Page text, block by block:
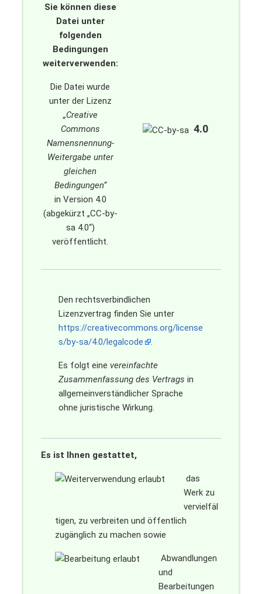
Sie können diese
Datei unter
folgenden
Bedingungen
weiterverwenden:
Die Datei wurde
unter der Lizenz
„Creative
Commons
Namensnennung-
Weitergabe unter
gleichen
Bedingungen“
in Version 4.0
(abgekürzt „CC-by-
sa 4.0“)
veröffentlicht.
4.0
Den rechtsverbindlichen
Lizenzvertrag finden Sie unter
https://creativecommons.org/license
s/by-sa/4.0/legalcode
.
Es folgt eine vereinfachte
Zusammenfassung des Vertrags in
allgemeinverständlicher Sprache
ohne juristische Wirkung.
Es ist Ihnen gestattet,
das
Werk zu
vervielfäl
tigen, zu verbreiten und öffentlich
zugänglich zu machen sowie
Abwandlungen
und
Bearbeitungen